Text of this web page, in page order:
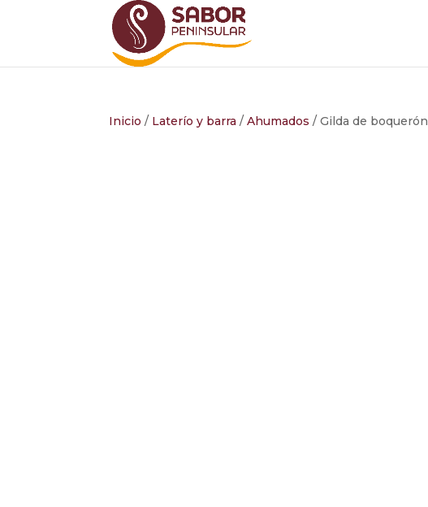
Inicio / Laterío y barra /Ahumados / Gilda de boquerón